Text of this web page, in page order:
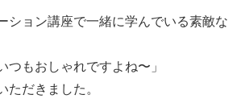
ション講座で一緒に学んでいる素敵な
つもおしゃれですよね〜」
ただきました。